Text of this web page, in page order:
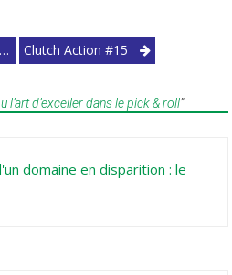
Clutch Action #15
l’art d’exceller dans le pick & roll”
domaine en disparition : le